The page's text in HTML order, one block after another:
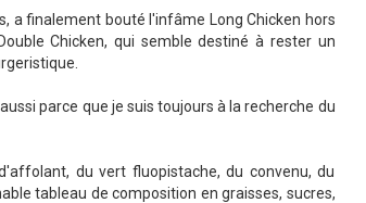
a finalement bouté l'infâme Long Chicken hors
Chicken, qui semble destiné à rester un
parce que je suis toujours à la recherche du
du vert fluopistache, du convenu, du
tableau de composition en graisses, sucres,